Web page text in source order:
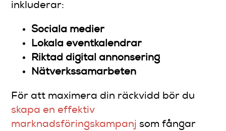
inkluderar:
Sociala medier
Lokala eventkalendrar
Riktad digital annonsering
Nätverkssamarbeten
För att maximera din räckvidd bör du
skapa en effektiv
marknadsföringskampanj som fångar